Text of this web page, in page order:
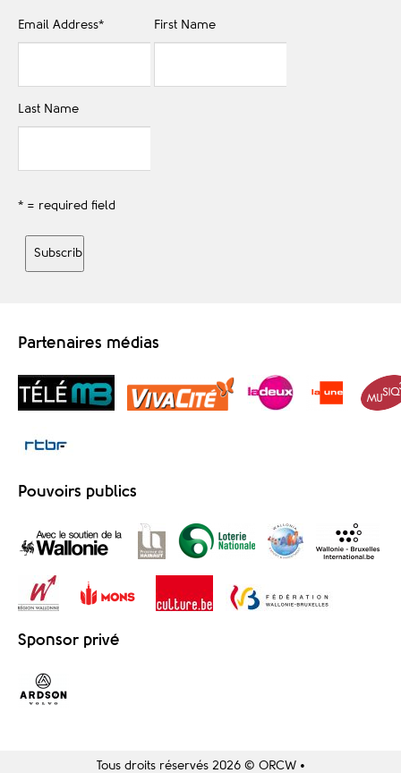
Email Address* First Name
Last Name
* = required field
Partenaires médias
Pouvoirs publics
Sponsor privé
Tous droits réservés 2026 © ORCW •